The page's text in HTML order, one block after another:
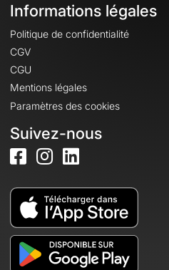
Informations légales
Politique de confidentialité
CGV
CGU
Mentions légales
Paramètres des cookies
Suivez-nous